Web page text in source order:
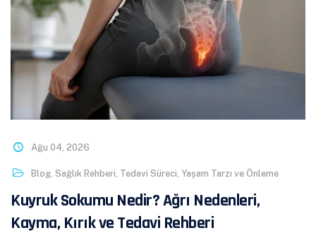
Ağu 04, 2026
Blog Sağlık Rehberi Tedavi Süreci Yaşam Tarzı ve Önleme
Kuyruk Sokumu Nedir? Ağrı Nedenleri,
Kayma, Kırık ve Tedavi Rehberi